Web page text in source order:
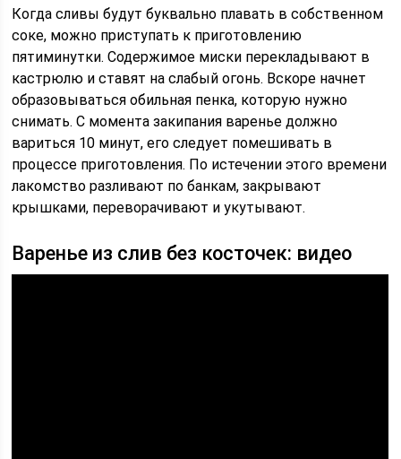
Когда сливы будут буквально плавать в собственном
соке, можно приступать к приготовлению
пятиминутки. Содержимое миски перекладывают в
кастрюлю и ставят на слабый огонь. Вскоре начнет
образовываться обильная пенка, которую нужно
снимать. С момента закипания варенье должно
вариться 10 минут, его следует помешивать в
процессе приготовления. По истечении этого времени
лакомство разливают по банкам, закрывают
крышками, переворачивают и укутывают.
Варенье из слив без косточек: видео